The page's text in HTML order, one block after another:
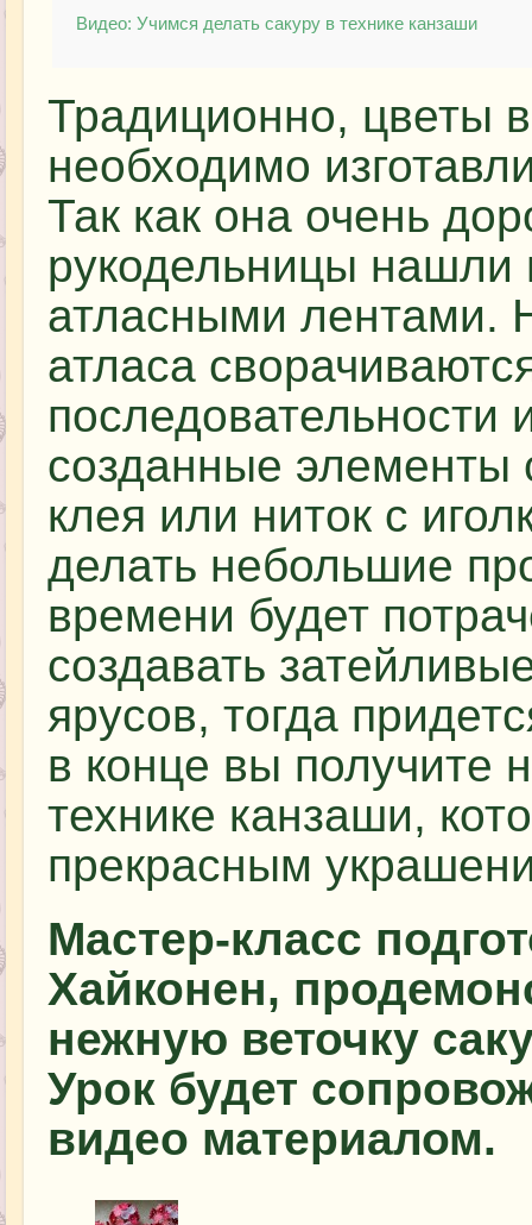
Видео: Учимся делать сакуру в технике канзаши
Традиционно, цветы
необходимо
Так как она очень
рукодельницы
атласными лентами.
атласа
последовательности
созданные
клея или ниток с
делать небольшие
времени будет
создавать
ярусов, тогда
в конце вы получите
технике канзаши,
прекрасным
Мастер-класс
Хайконен,
нежную веточку
Урок будет
видео материалом.